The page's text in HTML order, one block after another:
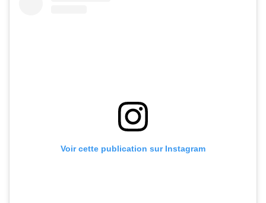
Voir cette publication sur Instagram